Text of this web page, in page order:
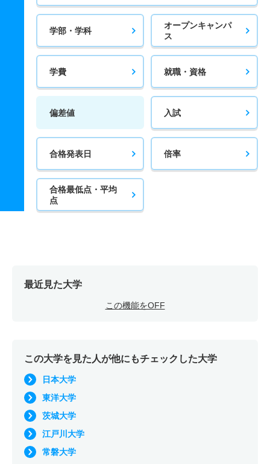
学部・学科
オープンキャンパ
ス
学費 就職・資格
偏差値 入試
合格発表日 倍率
合格最低点・平均
点
最近見た大学
この機能をOFF
この大学を見た人が他にもチェックした大学
日本大学
東洋大学
茨城大学
江戸川大学
常磐大学